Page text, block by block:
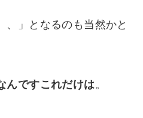
、」となるのも当然かと
んですこれだけは 。